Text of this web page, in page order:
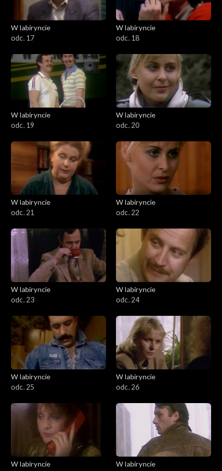
W labiryncie
odc. 17
W labiryncie
odc. 18
W labiryncie
odc. 19
W labiryncie
odc. 20
W labiryncie
odc. 21
W labiryncie
odc. 22
W labiryncie
odc. 23
W labiryncie
odc. 24
W labiryncie
odc. 25
W labiryncie
odc. 26
W labiryncie
W labiryncie